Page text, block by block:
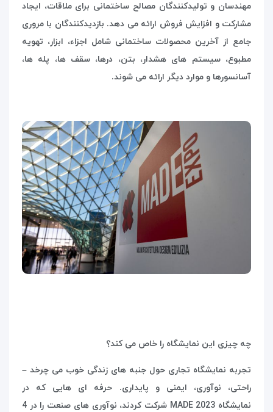
مهندسان و تولیدکنندگان مصالح ساختمانی برای ملاقات، ایجاد
مشارکت و افزایش فروش ارائه می دهد. بازدیدکنندگان با مروری
جامع از آخرین محصولات ساختمانی شامل اجزاء، ابزار، تهویه
مطبوع، سیستم های هشدار، بتن، درها، سقف ها، پله ها،
آسانسورها و موارد دیگر ارائه می شوند.
چه چیزی این نمایشگاه را خاص می کند؟
تجربه نمایشگاه تجاری حول جنبه های زندگی خوب می چرخد –
راحتی، نوآوری، ایمنی و پایداری. حرفه ای هایی که در
نمایشگاه MADE 2023
شرکت کردند، نوآوری های صنعت را در 4